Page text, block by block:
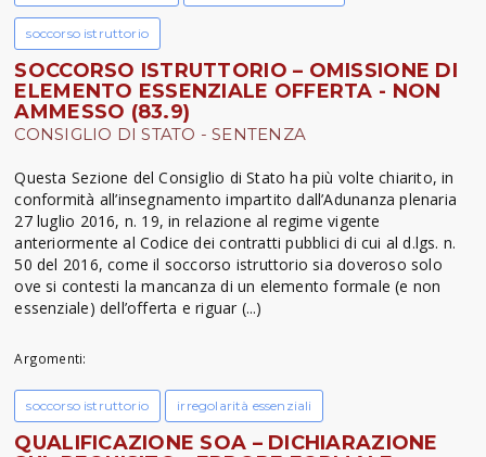
soccorso istruttorio
SOCCORSO ISTRUTTORIO – OMISSIONE DI
ELEMENTO ESSENZIALE OFFERTA - NON
AMMESSO (83.9)
CONSIGLIO DI STATO - SENTENZA
Questa Sezione del Consiglio di Stato ha più volte chiarito, in
conformità all’insegnamento impartito dall’Adunanza plenaria
27 luglio 2016, n. 19, in relazione al regime vigente
anteriormente al Codice dei contratti pubblici di cui al d.lgs. n.
50 del 2016, come il soccorso istruttorio sia doveroso solo
ove si contesti la mancanza di un elemento formale (e non
essenziale) dell’offerta e riguar (...)
Argomenti:
soccorso istruttorio irregolarità essenziali
QUALIFICAZIONE SOA – DICHIARAZIONE